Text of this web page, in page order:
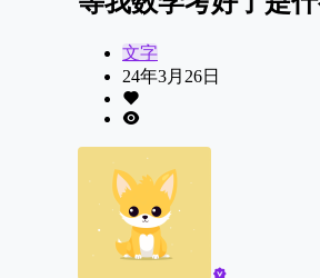
文字
24年3月26日